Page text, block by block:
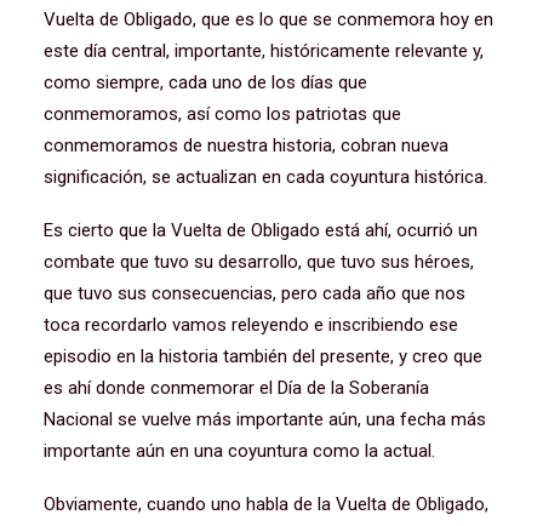
Vuelta de Obligado, que es lo que se conmemora hoy en
este día central, importante, históricamente relevante y,
como siempre, cada uno de los días que
conmemoramos, así como los patriotas que
conmemoramos de nuestra historia, cobran nueva
significación, se actualizan en cada coyuntura histórica.
Es cierto que la Vuelta de Obligado está ahí, ocurrió un
combate que tuvo su desarrollo, que tuvo sus héroes,
que tuvo sus consecuencias, pero cada año que nos
toca recordarlo vamos releyendo e inscribiendo ese
episodio en la historia también del presente, y creo que
es ahí donde conmemorar el Día de la Soberanía
Nacional se vuelve más importante aún, una fecha más
importante aún en una coyuntura como la actual.
Obviamente, cuando uno habla de la Vuelta de Obligado,